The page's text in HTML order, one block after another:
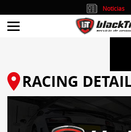
RACING
Noticias
Atención al